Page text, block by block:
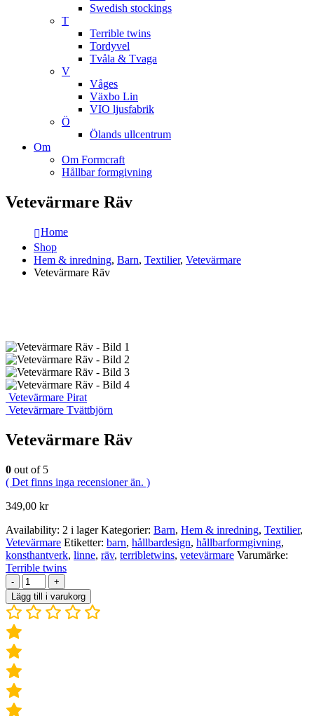
Swedish stockings
T
Terrible twins
Tordyvel
Tvåla & Tvaga
V
Våges
Växbo Lin
VIO ljusfabrik
Ö
Ölands ullcentrum
Om
Om Formcraft
Hållbar formgivning
Vetevärmare Räv
Home
Shop
Hem & inredning, Barn, Textilier, Vetevärmare
Vetevärmare Räv
Vetevärmare Pirat
Vetevärmare Tvättbjörn
Vetevärmare Räv
0 out of 5
( Det finns inga recensioner än. )
349,00 kr
Availability: 2 i lager Kategorier: Barn, Hem & inredning, Textilier,
Vetevärmare Etiketter: barn, hållbardesign, hållbarformgivning,
konsthantverk, linne, räv, terribletwins, vetevärmare Varumärke:
Terrible twins
-
+
Lägg till i varukorg